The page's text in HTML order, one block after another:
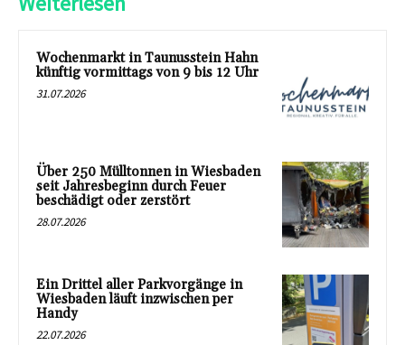
Wochenmarkt in Taunusstein Hahn
künftig vormittags von 9 bis 12 Uhr
31.07.2026
Über 250 Mülltonnen in Wiesbaden
seit Jahresbeginn durch Feuer
beschädigt oder zerstört
28.07.2026
Ein Drittel aller Parkvorgänge in
Wiesbaden läuft inzwischen per
Handy
22.07.2026